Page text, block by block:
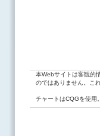
本Webサイトは客観的
のではありません。こ
チャートはCQGを使